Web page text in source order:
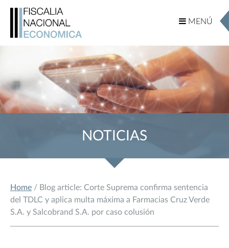
MENÚ
MENÚ
NOTICIAS
Home / Blog article: Corte Suprema confirma sentencia
del TDLC y aplica multa máxima a Farmacias Cruz Verde
S.A. y Salcobrand S.A. por caso colusión